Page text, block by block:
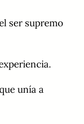
ser supremo
unía a